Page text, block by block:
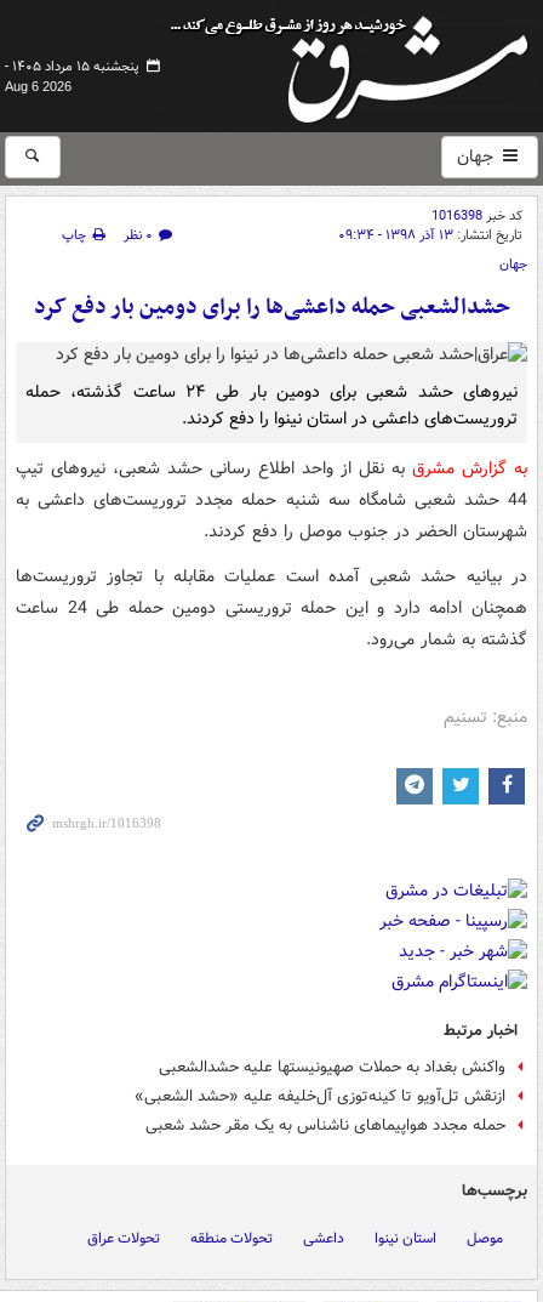
پنجشنبه ۱۵ مرداد ۱۴۰۵ -
Aug 6 2026
جهان
کد خبر1016398
تاریخ انتشار: ۱۳ آذر ۱۳۹۸ - ۰۹:۳۴ ۰ نظر
چاپ
جهان
حشدالشعبی حمله داعشی‌ها را برای دومین بار دفع کرد
نیروهای حشد شعبی برای دومین بار طی ۲۴ ساعت گذشته، حمله
تروریست‌های داعشی در استان نینوا را دفع کردند.
به گزارش مشرق به نقل از واحد اطلاع رسانی حشد شعبی، نیروهای تیپ
44 حشد شعبی شامگاه سه شنبه حمله مجدد تروریست‌های داعشی به
شهرستان الحضر در جنوب موصل را دفع کردند.
در بیانیه حشد شعبی آمده است عملیات مقابله با تجاوز تروریست‌ها
همچنان ادامه دارد و این حمله تروریستی دومین حمله طی 24 ساعت
گذشته به شمار می‌رود.
منبع: تسنیم
اخبار مرتبط
واکنش بغداد به حملات صهیونیستها علیه حشدالشعبی
ازنقش تل‌آویو تا کینه‌توزی آل‌خلیفه علیه «حشد الشعبی»
حمله مجدد هواپیماهای ناشناس به یک مقر حشد شعبی
برچسب‌ها
موصل استان نینوا داعشی تحولات منطقه تحولات عراق